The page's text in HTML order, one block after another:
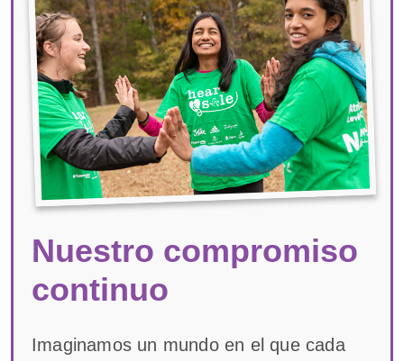
Nuestro compromiso
continuo
Imaginamos un mundo en el que cada